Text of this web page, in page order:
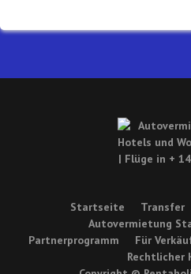
Startseite Transfer
Autovermietung
Partnerprogramm
Für
Rechtlicher